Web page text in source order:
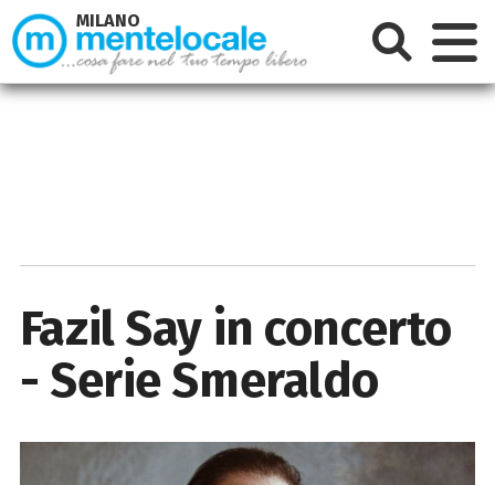
Fazil Say in concerto
- Serie Smeraldo
MILANO